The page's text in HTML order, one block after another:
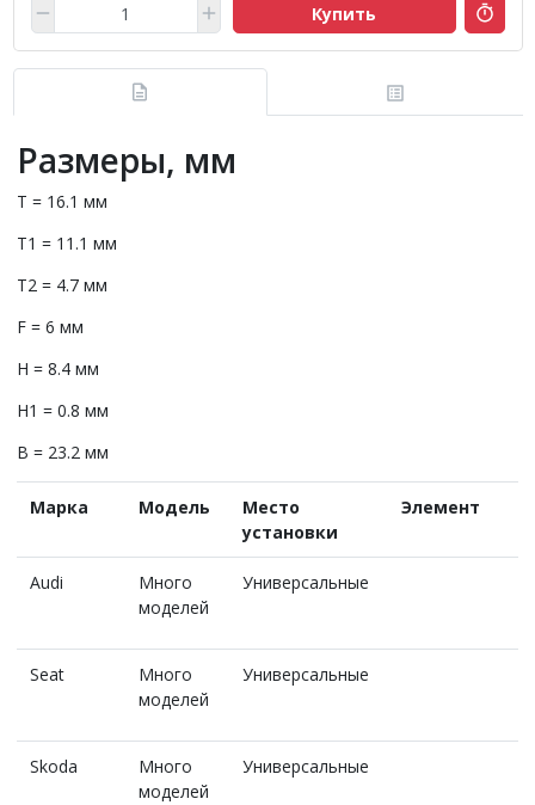
Купить
Размеры, мм
T = 16.1 мм
T1 = 11.1 мм
T2 = 4.7 мм
F = 6 мм
H = 8.4 мм
H1 = 0.8 мм
B = 23.2 мм
Марка Модель
Место
установки
Элемент
Audi
Много
моделей
Универсальные
Seat
Много
моделей
Универсальные
Skoda
Много
моделей
Универсальные